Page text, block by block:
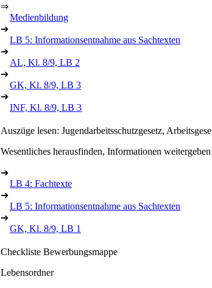
⇒
Medienbildung
➔
LB 5: Informationsentnahme aus Sachtexten
➔
AL, Kl. 8/9, LB 2
➔
GK, Kl. 8/9, LB 3
➔
INF, Kl. 8/9, LB 3
Auszüge lesen: Jugendarbeitsschutzgesetz,
Wesentliches herausfinden, Informationen weitergeben
➔
LB 4: Fachtexte
➔
LB 5: Informationsentnahme aus Sachtexten
➔
GK, Kl. 8/9, LB 1
Checkliste Bewerbungsmappe
Lebensordner